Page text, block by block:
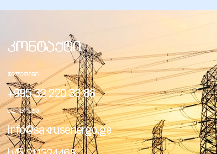
კონტაქტი
ᲢᲔᲚᲔᲤᲘᲜᲘ
+995 32 220 33 88
ᲔᲚ-ᲤᲝᲡᲢᲐ
info@sakrusenergo.ge